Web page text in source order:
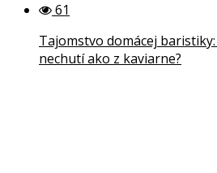
61
Tajomstvo domácej
nechutí ako z kaviarne?